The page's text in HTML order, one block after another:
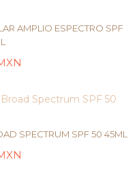
AMPLIO ESPECTRO SPF
SPECTRUM SPF 50 45ML